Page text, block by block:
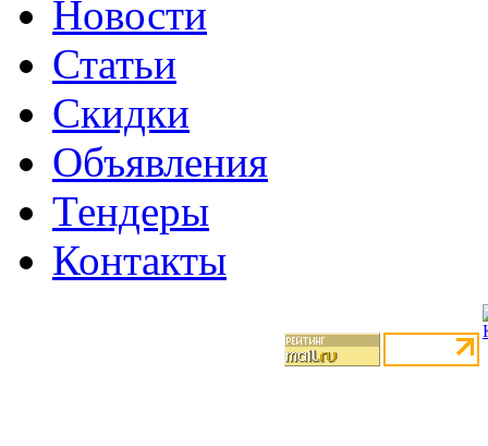
Новости
Статьи
Скидки
Объявления
Тендеры
Контакты